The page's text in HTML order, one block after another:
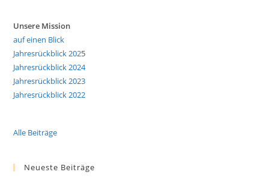
Unsere Mission
auf einen Blick
Jahresrückblick 2025
Jahresrückblick 2024
Jahresrückblick 2023
Jahresrückblick 2022
Alle Beiträge
Neueste Beiträge